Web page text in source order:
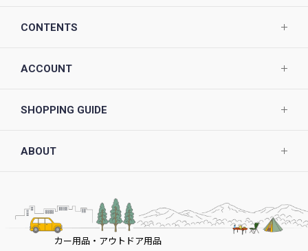
CONTENTS
ACCOUNT
SHOPPING GUIDE
ABOUT
カー用品・アウトドア用品